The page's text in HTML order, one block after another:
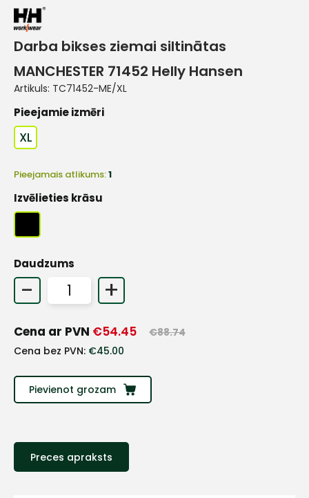
Darba bikses ziemai siltinātas
MANCHESTER 71452 Helly Hansen
Artikuls: TC71452-ME/XL
Pieejamie izmēri
XL
Pieejamais atlikums:1
Izvēlieties krāsu
Daudzums
- +
Cena ar PVN €54.45 €88.74
Cena bez PVN: €45.00
Pievienot grozam
Preces apraksts
+